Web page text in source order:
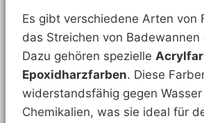
Es gibt verschiedene Arten von
das Streichen von
Dazu gehören spezielle
Epoxidharzfarben. Diese
widerstandsfähig gegen Wasser
Chemikalien, was sie ideal für